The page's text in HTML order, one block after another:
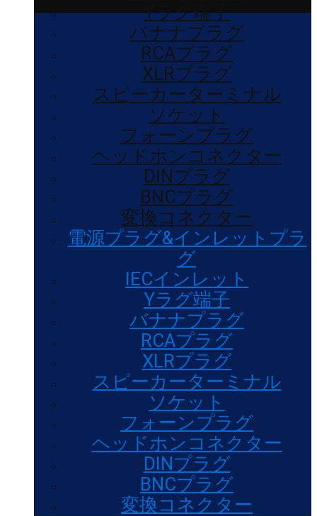
Yラグ端子
バナナプラグ
RCAプラグ
XLRプラグ
スピーカーターミナル
ソケット
フォーンプラグ
ヘッドホンコネクター
DINプラグ
BNCプラグ
変換コネクター
電源プラグ&インレットプラ
グ
IECインレット
Yラグ端子
バナナプラグ
RCAプラグ
XLRプラグ
スピーカーターミナル
ソケット
フォーンプラグ
ヘッドホンコネクター
DINプラグ
BNCプラグ
変換コネクター